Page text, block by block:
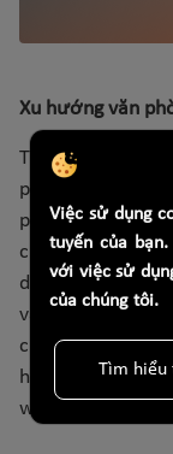
Xu hướng văn
Theo bà Hoàng
phận Cho thuê
phòng hạng A
cung tương lai
doanh nghiệp
văn phòng
chuyển đổi từ
hình làm việc
working).
Việc sử dụng
tuyến của
với việc sử
của chúng tôi.
Tìm hiểu